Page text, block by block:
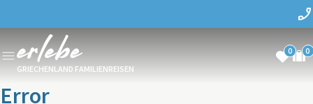
GRIECHENLAND FAMILIENREISEN
0 0
Error